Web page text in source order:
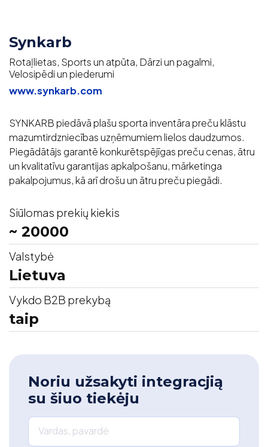
Synkarb
Rotaļlietas, Sports un atpūta, Dārzi un pagalmi,
Velosipēdi un piederumi
www.synkarb.com
SYNKARB piedāvā plašu sporta inventāra preču klāstu
mazumtirdzniecības uzņēmumiem lielos daudzumos.
Piegādātājs garantē konkurētspējīgas preču cenas, ātru
un kvalitatīvu garantijas apkalpošanu, mārketinga
pakalpojumus, kā arī drošu un ātru preču piegādi.
Siūlomas prekių kiekis
~ 20000
Valstybė
Lietuva
Vykdo B2B prekybą
taip
Noriu užsakyti integracjią
su šiuo tiekėju
Vardas, pavardė